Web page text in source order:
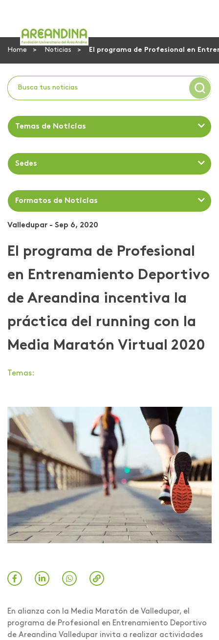
Home Noticias El programa de Profesional en
Temas de Noticias
Sedes
Formatos de Noticias
Valledupar - Sep 6, 2020
El programa de Profesional
en Entrenamiento Deportivo
de Areandina incentiva la
práctica del running con la
Media Maratón Virtual 2020
Temas:
En alianza con la Media Maratón de Valledupar, el
programa de Profesional en Entrenamiento Deportivo
de Areandina Valledupar invita a realizar actividades